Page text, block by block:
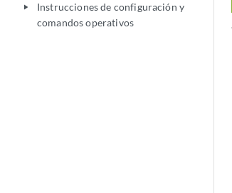
play_arrow
Instrucciones de configuración y
comandos operativos